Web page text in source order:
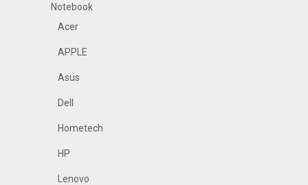
Notebook
Acer
APPLE
Asus
Dell
Hometech
HP
Lenovo